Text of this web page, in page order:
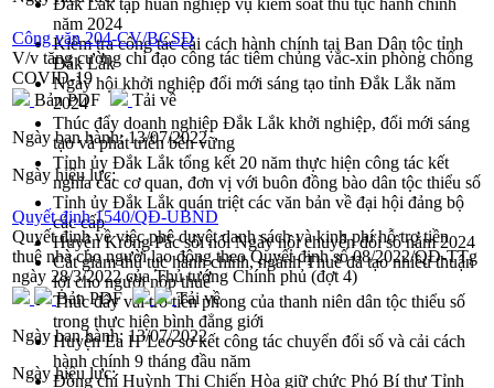
Đắk Lắk tập huấn nghiệp vụ kiểm soát thủ tục hành chính
năm 2024
Kiểm tra công tác cải cách hành chính tại Ban Dân tộc tỉnh
Đắk Lắk
Ngày hội khởi nghiệp đổi mới sáng tạo tỉnh Đắk Lắk năm
2024
Thúc đẩy doanh nghiệp Đắk Lắk khởi nghiệp, đổi mới sáng
tạo và phát triển bền vững
Tỉnh ủy Đắk Lắk tổng kết 20 năm thực hiện công tác kết
nghĩa các cơ quan, đơn vị với buôn đồng bào dân tộc thiểu số
Tỉnh ủy Đắk Lắk quán triệt các văn bản về đại hội đảng bộ
các cấp
Huyện Krông Pắc sôi nổi Ngày hội chuyển đổi số năm 2024
Cắt giảm thủ tục hành chính, ngành Thuế đã tạo nhiều thuận
lợi cho người nộp thuế
Thúc đẩy vai trò tiên phong của thanh niên dân tộc thiểu số
trong thực hiện bình đẳng giới
Huyện Ea H’Leo sơ kết công tác chuyển đổi số và cải cách
hành chính 9 tháng đầu năm
Đồng chí Huỳnh Thị Chiến Hòa giữ chức Phó Bí thư Tỉnh
Công văn 204-CV/BCSĐ
V/v tăng cường chỉ đạo công tác tiêm chủng vắc-xin phòng chống
COVID-19
Bản PDF
Tải về
Ngày ban hành:13/07/2022
Ngày hiệu lực:
Quyết định 1540/QĐ-UBND
Quyết định về việc phê duyệt danh sách và kinh phí hỗ trợ tiền
thuê nhà cho người lao động theo Quyết định số 08/2022/QĐ-TTg
ngày 28/3/2022 của Thủ tướng Chính phủ (đợt 4)
Bản PDF
Tải về
Ngày ban hành: 13/07/2022
Ngày hiệu lực: